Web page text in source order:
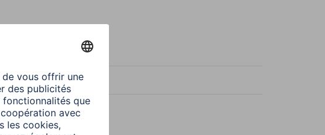
Blanc neutre
20,5 W